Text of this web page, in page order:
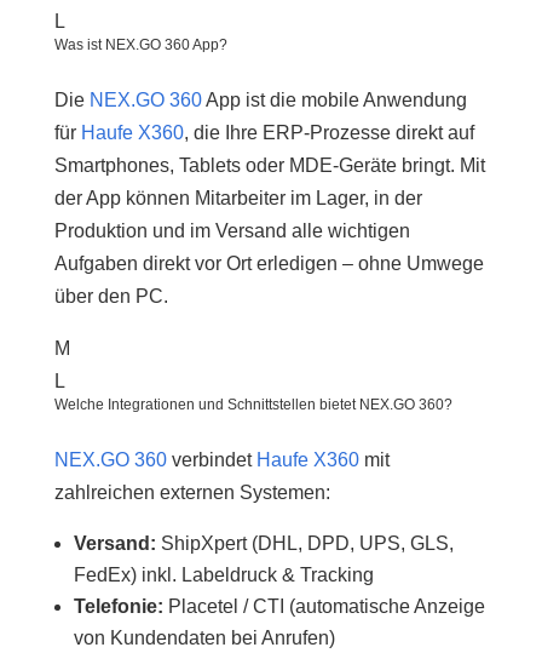
L
Was ist NEX.GO 360 App?
Die NEX.GO 360App ist die mobile Anwendung
für Haufe X360, die Ihre ERP-Prozesse direkt auf
Smartphones, Tablets oder MDE-Geräte bringt. Mit
der App können Mitarbeiter im Lager, in der
Produktion und im Versand alle wichtigen
Aufgaben direkt vor Ort erledigen – ohne Umwege
über den PC.
M
L
Welche Integrationen und Schnittstellen bietet NEX.GO 360?
NEX.GO 360verbindet Haufe X360mit
zahlreichen externen Systemen:
Versand: ShipXpert (DHL, DPD, UPS, GLS,
FedEx) inkl. Labeldruck & Tracking
Telefonie: Placetel / CTI (automatische Anzeige
von Kundendaten bei Anrufen)